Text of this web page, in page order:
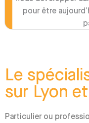
pour être
Le
sur Lyon
Particulier ou